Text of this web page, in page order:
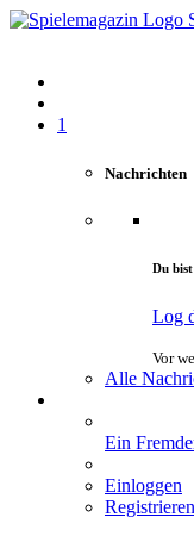
1
Nachrichten
Du
Log
Vor
Alle
Ein
Einloggen
Registrieren